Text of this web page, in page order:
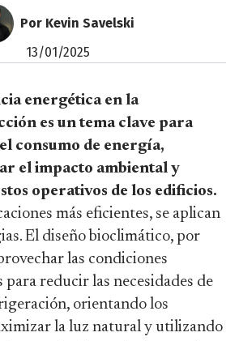
Por Kevin Savelski
13/01/2025
energética en la
es un tema clave para
consumo de energía,
el impacto ambiental y
operativos de los edificios.
más eficientes, se aplican
El diseño bioclimático, por
las condiciones
para reducir las necesidades de
orientando los
la luz natural y utilizando